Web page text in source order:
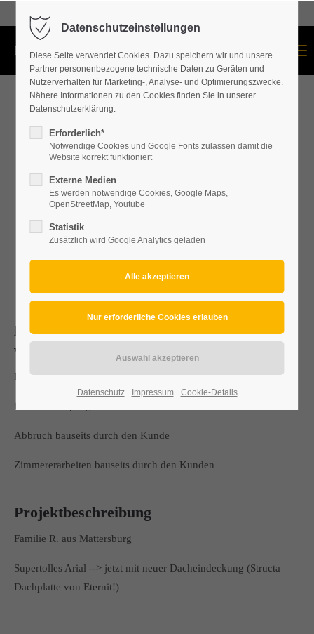
Dachumdeckung mit Structa Dachplatte
von Eternit
Dachumdeckungsarbeiten
inkl. neuer Spengleranschlüsse
Abbruch bauseits durch den Kunde
Zimmererarbeiten bauseits durch den Kunden
Projektbeschreibung
Familie R. aus Mattersburg
Supertolles Arial --> jetzt mit neuer Dacheindeckung (Structa
Dachplatte von Eternit!)
Datenschutzeinstellungen
Diese Seite verwendet Cookies. Dazu speichern wir und unsere
Partner personenbezogene technische Daten zu Geräten und
Nutzerverhalten für Marketing-, Analyse- und Optimierungszwecke.
Nähere Informationen zu den Cookies finden Sie in unserer
Datenschutzerklärung.
Erforderlich*
Notwendige Cookies und Google Fonts zulassen damit die
Website korrekt funktioniert
Externe Medien
Es werden notwendige Cookies, Google Maps,
OpenStreetMap, Youtube
Statistik
Zusätzlich wird Google Analytics geladen
Datenschutz Impressum Cookie-Details